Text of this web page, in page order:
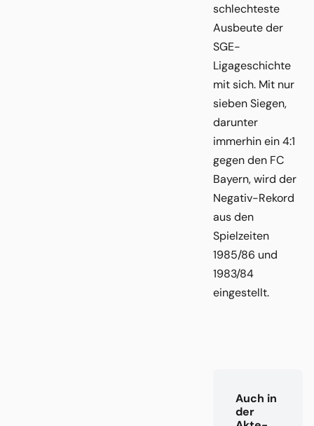
schlechteste
Ausbeute der
SGE-
Ligageschichte
mit sich. Mit nur
sieben Siegen,
darunter
immerhin ein 4:1
gegen den FC
Bayern, wird der
Negativ-Rekord
aus den
Spielzeiten
1985/86 und
1983/84
eingestellt.
Auch in
der